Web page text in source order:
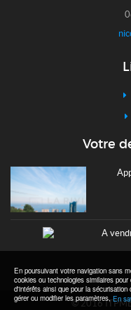
Votre
A
© 2016
En poursuivant votre navigation sans
cookies ou technologies similaires
d'intérêts ainsi que pour la
gérer ou modifier les paramètres,En